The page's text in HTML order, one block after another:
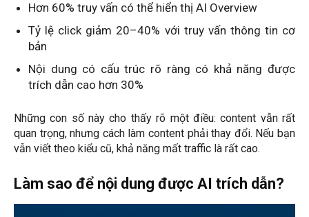
Hơn 60% truy vấn có thể hiển thị AI Overview
Tỷ lệ click giảm 20–40% với truy vấn thông tin cơ
bản
Nội dung có cấu trúc rõ ràng có khả năng được
trích dẫn cao hơn 30%
Những con số này cho thấy rõ một điều: content vẫn rất
quan trọng, nhưng cách làm content phải thay đổi. Nếu bạn
vẫn viết theo kiểu cũ, khả năng mất traffic là rất cao.
Làm sao để nội dung được AI trích dẫn?